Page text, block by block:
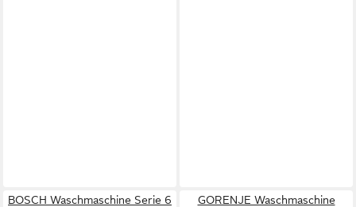
BOSCH Waschmaschine Serie 6
GORENJE Waschmaschine